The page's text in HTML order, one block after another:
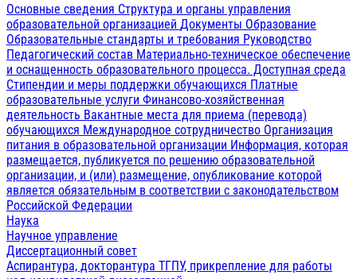
Основные сведения Структура и органы управления
образовательной организацией Документы Образование
Образовательные стандарты и требования Руководство
Педагогический состав Материально-техническое обеспечение
и оснащенность образовательного процесса. Доступная среда
Стипендии и меры поддержки обучающихся Платные
образовательные услуги Финансово-хозяйственная
деятельность Вакантные места для приема (перевода)
обучающихся Международное сотрудничество Организация
питания в образовательной организации Информация, которая
размещается, публикуется по решению образовательной
организации, и (или) размещение, опубликование которой
является обязательным в соответствии с законодательством
Российской Федерации
Наука
Научное управление
Диссертационный совет
Аспирантура, докторантура ТГПУ, прикрепление для работы